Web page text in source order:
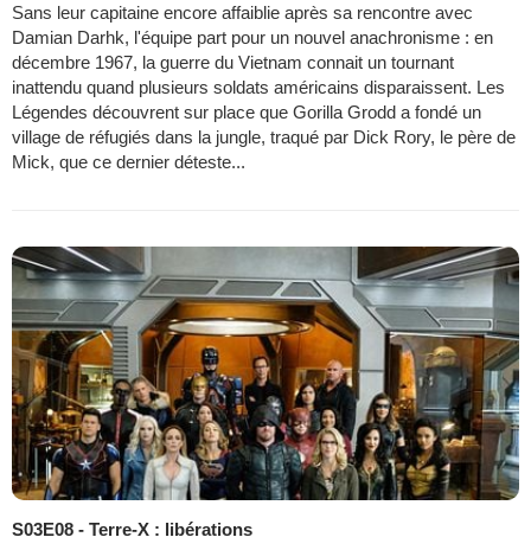
Sans leur capitaine encore affaiblie après sa rencontre avec
Damian Darhk, l'équipe part pour un nouvel anachronisme : en
décembre 1967, la guerre du Vietnam connait un tournant
inattendu quand plusieurs soldats américains disparaissent. Les
Légendes découvrent sur place que Gorilla Grodd a fondé un
village de réfugiés dans la jungle, traqué par Dick Rory, le père de
Mick, que ce dernier déteste...
S03E08 - Terre-X : libérations